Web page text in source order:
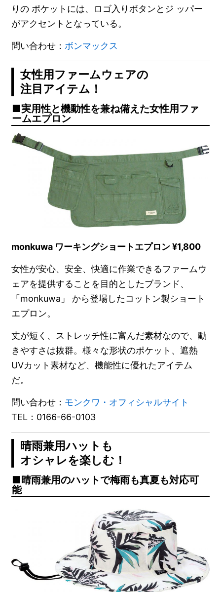
りの ポケットには、ロゴ入りボタンとジ ッパー
がアクセントとなっている。
問い合わせ：ボンマックス
女性用ファームウェアの
注目アイテム！
実用性と機動性を兼ね備えた女性用ファ
ームエプロン
monkuwa ワーキングショートエプロン ¥1,800
女性が安心、安全、快適に作業できるファームウ
ェアを提供することを目的としたブランド、
「monkuwa」 から登場したコットン製ショート
エプロン。
丈が短く、ストレッチ性に富んだ素材なので、動
きやすさは抜群。様々な形状のポケット、遮熱
UVカット素材など、機能性に優れたアイテム
だ。
問い合わせ： モンクワ・オフィシャルサイト
TEL：0166-66-0103
晴雨兼用ハットも
オシャレを楽しむ！
晴雨兼用のハットで梅雨も真夏も対応可
能